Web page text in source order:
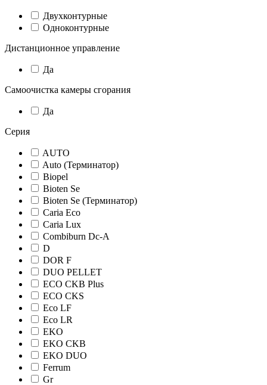
Двухконтурные
Одноконтурные
Дистанционное управление
Да
Самоочистка камеры сгорания
Да
Серия
AUTO
Auto (Терминатор)
Biopel
Bioten Se
Bioten Se (Терминатор)
Caria Eco
Caria Lux
Combiburn Dc-A
D
DOR F
DUO PELLET
ECO CKB Plus
ECO CKS
Eco LF
Eco LR
EKO
EKO CKB
EKO DUO
Ferrum
Gr